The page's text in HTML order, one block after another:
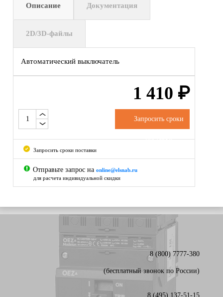
Описание Документация
2D/3D-файлы
Автоматический выключатель
1 410 ₽
Запросить сроки
поставки
Запросить сроки поставки
Отправьте запрос на online@elsnab.ru
для расчета индивидуальной скидки
8 (800) 7777-380
(бесплатный звонок по России)
8 (495) 137-51-15